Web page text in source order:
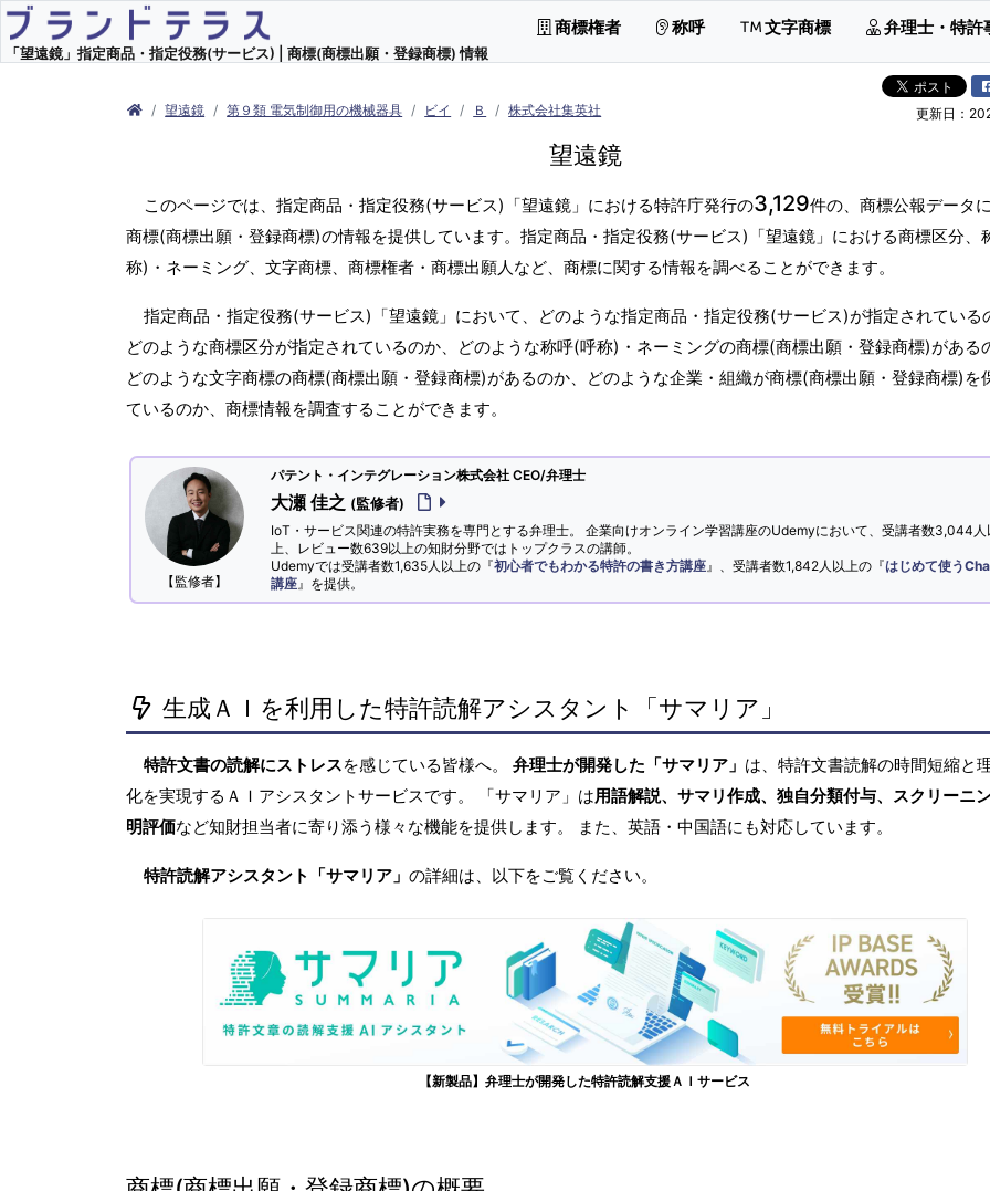
「望遠鏡」指定商品・指定役務(サービス) | 商標(商標出願・登録商標) 情報
商標権者 称呼 文字商標 弁理士・特許
望遠鏡 第９類 電気制御用の機械器具 ビイ Ｂ 株式会社集英社 更新日：
望遠鏡
このページでは、指定商品・指定役務(サービス)「望遠鏡」における特許庁発行の3,129件の、商標公報データ
商標(商標出願・登録商標)の情報を提供しています。指定商品・指定役務(サービス)「望遠鏡」における商標区分、
称)・ネーミング、文字商標、商標権者・商標出願人など、商標に関する情報を調べることができます。
指定商品・指定役務(サービス)「望遠鏡」において、どのような指定商品・指定役務(サービス)が指定されている
どのような商標区分が指定されているのか、どのような称呼(呼称)・ネーミングの商標(商標出願・登録商標)がある
どのような文字商標の商標(商標出願・登録商標)があるのか、どのような企業・組織が商標(商標出願・登録商標)を
ているのか、商標情報を調査することができます。
【監修者】
パテント・インテグレーション株式会社 CEO/弁理士
大瀬 佳之 (監修者)
IoT・サービス関連の特許実務を専門とする弁理士。 企業向けオンライン学習講座のUdemyにおいて、受講者数3,044人
上、レビュー数639以上の知財分野ではトップクラスの講師。
Udemyでは受講者数1,635人以上の『初心者でもわかる特許の書き方講座 』、受講者数1,842人以上の『はじめて使う
講座 』を提供。
生成ＡＩを利用した特許読解アシスタント「サマリア」
特許文書の読解にストレスを感じている皆様へ。 弁理士が開発した「サマリア」 は、特許文書読解の時間短縮と
化を実現するＡＩアシスタントサービスです。 「サマリア」は用語解説、サマリ作成、独自分類付与、スクリーニ
明評価など知財担当者に寄り添う様々な機能を提供します。 また、英語・中国語にも対応しています。
特許読解アシスタント「サマリア」 の詳細は、以下をご覧ください。
【新製品】弁理士が開発した特許読解支援ＡＩサービス